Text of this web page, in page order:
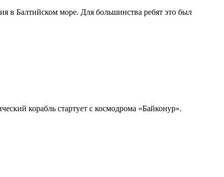
в Балтийском море. Для большинства ребят это был
корабль стартует с космодрома «Байконур».